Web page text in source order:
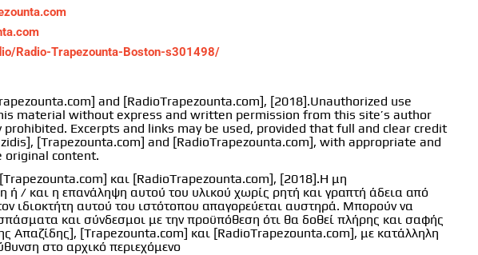
Radio-Trapezounta-Boston-s301498/
and [RadioTrapezounta.com], [2018].Unauthorized use
material without express and written permission from this site’s author
Excerpts and links may be used, provided that full and clear credit
[Trapezounta.com] and [RadioTrapezounta.com], with appropriate and
original content.
και [RadioTrapezounta.com], [2018].Η μη
ή / και η επανάληψη αυτού του υλικού χωρίς ρητή και γραπτή άδεια από
ιδιοκτήτη αυτού του ιστότοπου απαγορεύεται αυστηρά. Μπορούν να
και σύνδεσμοι με την προϋπόθεση ότι θα δοθεί πλήρης και σαφής
Απαζίδης], [Trapezounta.com] και [RadioTrapezounta.com], με κατάλληλη
στο αρχικό περιεχόμενο